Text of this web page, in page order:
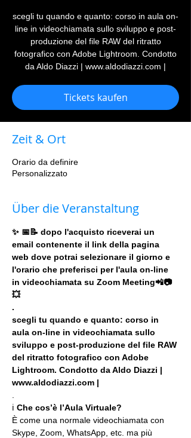
scegli tu quando e quanto: corso in aula on-
line in videochiamata sullo sviluppo e post-
produzione del file RAW del ritratto
fotografico con Adobe Lightroom. Condotto
da Aldo Diazzi | www.aldodiazzi.com |
Tickets kaufen
Zeit & Ort
Orario da definire
Personalizzato
Über die Veranstaltung
✨ 📅📝 dopo l'acquisto riceverai un
email contenente il link della pagina
web dove potrai selezionare il giorno e
l'orario che preferisci per l'aula on-line
in videochiamata su Zoom Meeting📲📷
💥
.
scegli tu quando e quanto: corso in
aula on-line in videochiamata sullo
sviluppo e post-produzione del file RAW
del ritratto fotografico con Adobe
Lightroom. Condotto da Aldo Diazzi |
www.aldodiazzi.com |
ℹ Che cos’è l’Aula Virtuale?
È come una normale videochiamata con
Skype, Zoom, WhatsApp, etc. ma più